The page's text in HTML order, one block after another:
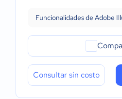
Funcionalidades de Adobe
Consultar sin costo